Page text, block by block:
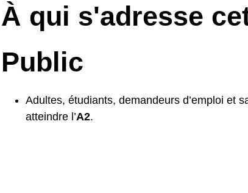
À qui s'adresse
Public
Adultes, étudiants, demandeurs d’emploi et
atteindre l’A2.